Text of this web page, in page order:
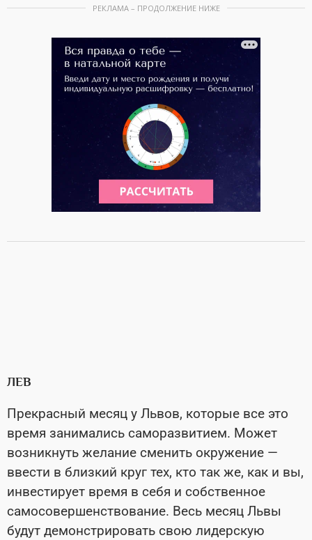
РЕКЛАМА – ПРОДОЛЖЕНИЕ НИЖЕ
ЛЕВ
Прекрасный месяц у Львов, которые все это
время занимались саморазвитием. Может
возникнуть желание сменить окружение —
ввести в близкий круг тех, кто так же, как и вы,
инвестирует время в себя и собственное
самосовершенствование. Весь месяц Львы
будут демонстрировать свою лидерскую